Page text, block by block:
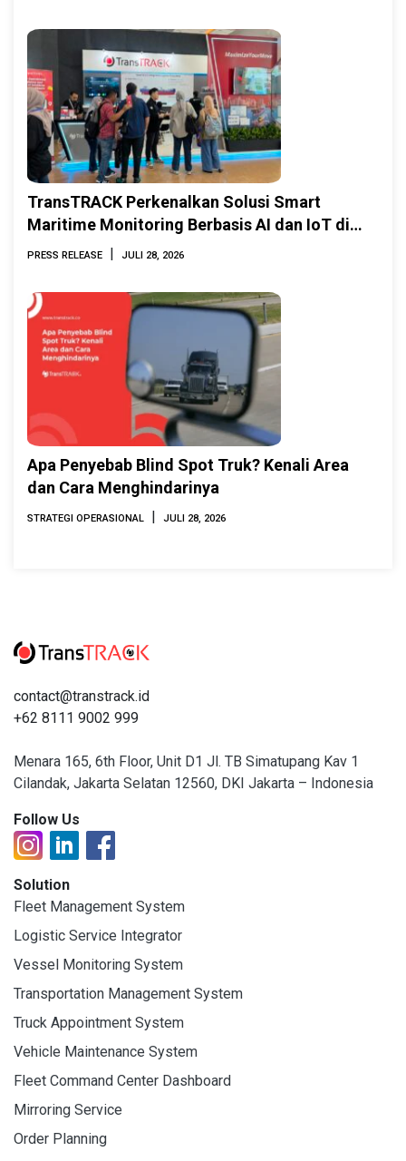
TransTRACK Perkenalkan Solusi Smart
Maritime Monitoring Berbasis AI dan IoT di
INAMARINE 2026
PRESS RELEASE | JULI 28, 2026
Apa Penyebab Blind Spot Truk? Kenali Area
dan Cara Menghindarinya
STRATEGI OPERASIONAL | JULI 28, 2026
contact@transtrack.id
+62 8111 9002 999
Menara 165, 6th Floor, Unit D1 Jl. TB Simatupang Kav 1
Cilandak, Jakarta Selatan 12560, DKI Jakarta – Indonesia
Follow Us
Solution
Fleet Management System
Logistic Service Integrator
Vessel Monitoring System
Transportation Management System
Truck Appointment System
Vehicle Maintenance System
Fleet Command Center Dashboard
Mirroring Service
Order Planning